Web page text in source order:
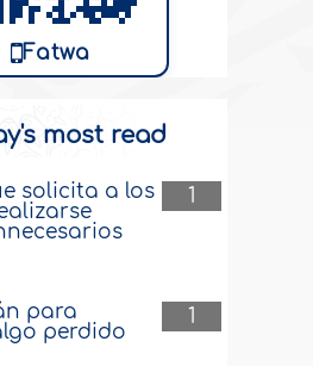
Fatwa
most read
1
solicita a los
1
para
perdido